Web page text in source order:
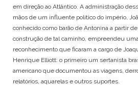
em direção ao Atlântico. A administração
mãos de um influente político do império,
conhecido como barão de Antonina a partir
construção de tal caminho, empreendeu
reconhecimento que ficaram a cargo de
Henrique Elliott: o primeiro um sertanista
americano que documentou as viagens,
relatórios, aquarelas e outros suportes.